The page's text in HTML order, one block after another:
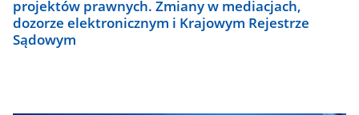
projektów prawnych. Zmiany w mediacjach,
dozorze elektronicznym i Krajowym Rejestrze
Sądowym